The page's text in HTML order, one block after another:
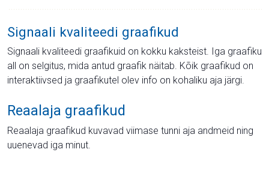
Signaali kvaliteedi graafikud
Signaali kvaliteedi graafikuid on kokku kaksteist. Iga graafiku
all on selgitus, mida antud graafik näitab. Kõik graafikud on
interaktiivsed ja graafikutel olev info on kohaliku aja järgi.
Reaalaja graafikud
Reaalaja graafikud kuvavad viimase tunni aja andmeid ning
uuenevad iga minut.